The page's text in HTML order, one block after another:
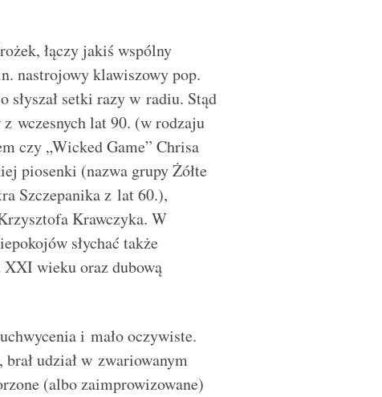
łączy jakiś wspólny
nastrojowy klawiszowy pop.
słyszał setki razy w radiu. Stąd
wczesnych lat 90. (w rodzaju
czy „Wicked Game” Chrisa
piosenki (nazwa grupy Żółte
Szczepanika z lat 60.),
Krawczyka. W
słychać także
wieku oraz dubową
i mało oczywiste.
udział w zwariowanym
(albo zaimprowizowane)